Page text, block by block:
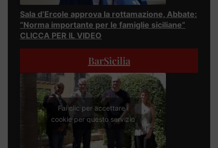
Sala d’Ercole approva la rottamazione, Abbate:
“Norma importante per le famiglie siciliane”
CLICCA PER IL VIDEO
BarSicilia
Fai clic per accettare i
cookie per questo servizio